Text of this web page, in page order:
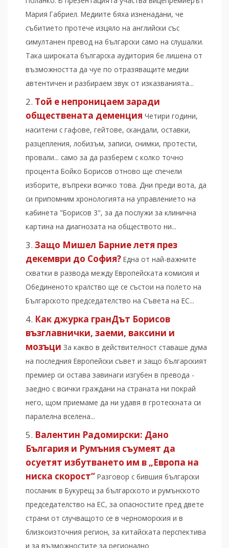
Мария Габриел. Медиите бяха изненадани, че
събитието протече изцяло на английски със
симултанен превод на български само на слушалки.
Така широката българска аудитория бе лишена от
възможността да чуе по отразяващите медии
автентичен и разбираем звук от изказванията...
Той е непроницаем заради
обществената деменция Четири години,
наситени с гафове, гейтове, скандали, оставки,
разцепления, лобизъм, записи, снимки, протести,
провали... само за да разберем с колко точно
процента Бойко Борисов отново ще спечели
изборите, въпреки всичко това. Дни преди вота, да
си припомним хронологията на управлението на
кабинета "Борисов 3", за да послужи за клинична
картина на диагнозата на обществото ни...
Защо Мишел Барние летя през
декември до София? Една от най-важните
схватки в развода между Европейската комисия и
Обединеното кралство ще се състои на полето на
Българското председателство на Съвета на ЕС...
Как джурка гранДът Борисов
възглавнички, заеми, ваксини и
мозъци За какво в действителност ставаше дума
на последния Европейски съвет и защо българският
премиер си остава завинаги изгубен в превода -
заедно с всички граждани на страната ни покрай
него, щом приемаме да ни удавя в гротескната си
паралелна вселена...
Валентин Радомирски: Дано
България и Румъния съумеят да
осуетят избутването им в „Европа на
ниска скорост“ Разговор с бившия български
посланик в Букурещ за българското и румънското
председателство на ЕС, за опасностите пред двете
страни от случващото се в черноморския и в
близкоизточния регион, за китайската перспектива
и за възможностите за регионално